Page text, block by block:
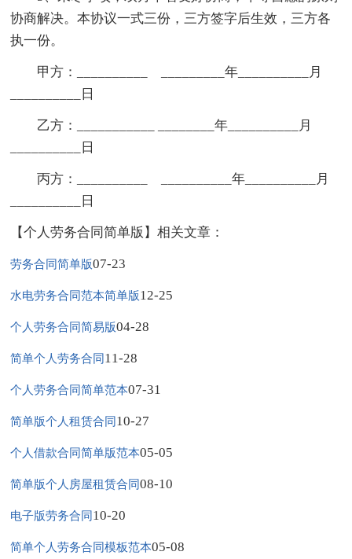
协商解决。本协议一式三份，三方签字后生效，三方各
执一份。
甲方：__________ _________年__________月
__________日
乙方：___________ ________年__________月
__________日
丙方：__________ __________年__________月
__________日
【个人劳务合同简单版】相关文章：
劳务合同简单版07-23
水电劳务合同范本简单版12-25
个人劳务合同简易版04-28
简单个人劳务合同 11-28
个人劳务合同简单范本07-31
简单版个人租赁合同 10-27
个人借款合同简单版范本05-05
简单版个人房屋租赁合同08-10
电子版劳务合同 10-20
简单个人劳务合同模板范本05-08